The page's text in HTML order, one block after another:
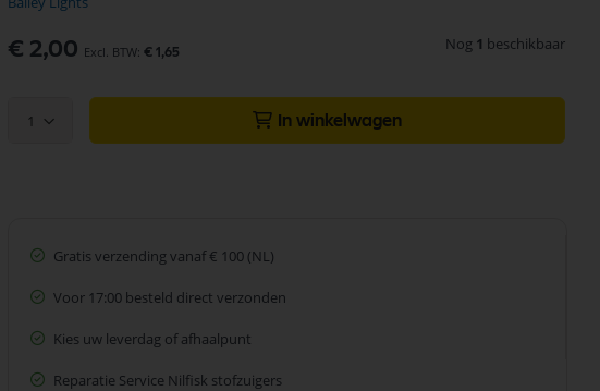
€ 2,00 € 1,65 Nog 1 beschikbaar
1 In winkelwagen
Gratis verzending vanaf € 100 (NL)
Voor 17:00 besteld direct verzonden
Kies uw leverdag of afhaalpunt
Reparatie Service Nilfisk stofzuigers